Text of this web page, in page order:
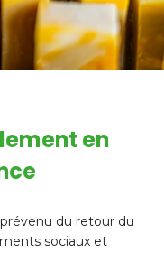
en
du retour du
sociaux et